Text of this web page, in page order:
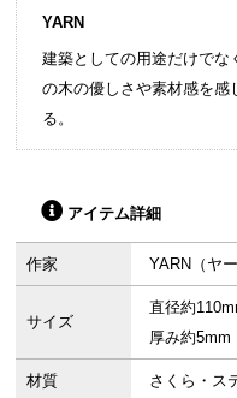
YARN
建築としての用途だけで
の木の優しさや素材感を
る。
アイテム詳細
作家 YARN（ヤー
サイズ
直径約
厚み約5mm
材質 さくら・ス